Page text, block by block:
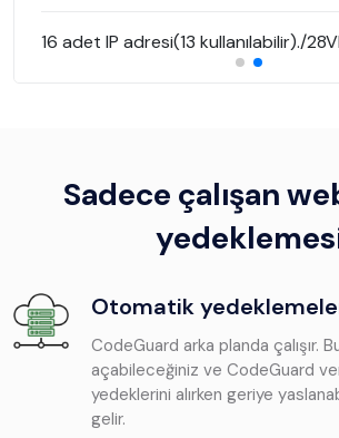
16 adet IP adresi(13 kullanılabilir)./
Sadece çalışan
Otomatik
CodeGuard arka planda çalışır.
açabileceğiniz ve CodeGuard
yedeklerini alırken geriye
gelir.